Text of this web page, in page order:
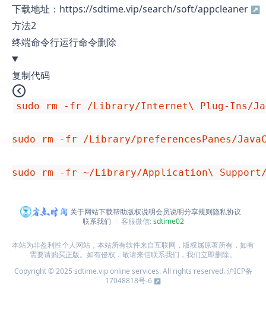
下载地址： https://sdtime.vip/search/soft/appcleaner
方法2
终端命令行运行命令删除
复制代码
sudo rm -fr /Library/Internet\ Plug-Ins/
sudo rm -fr /Library/preferencesPanes/
sudo rm -fr ~/Library/Application\ Support/
关于网站下载帮助版权说明会员说明分享规则隐私协议
联系我们
客服微信:sdtime02
本站为非盈利性个人网站，本站所有软件来自互联网，版权属原著所有，如有
需要请购买正版。如有侵权，敬请来信联系我们，我们立即删除。
Copyright © 2025 sdtime.vip online services. All rights reserved.沪ICP备
17048818号-6